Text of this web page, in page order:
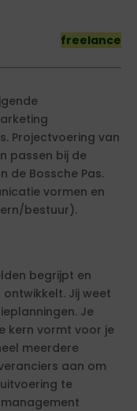
freelance
Projectvoering van
passen bij de
de Bossche Pas.
vormen en
bestuur).
begrijpt en
Jij weet
Je
kern vormt voor je
meerdere
aan om
te